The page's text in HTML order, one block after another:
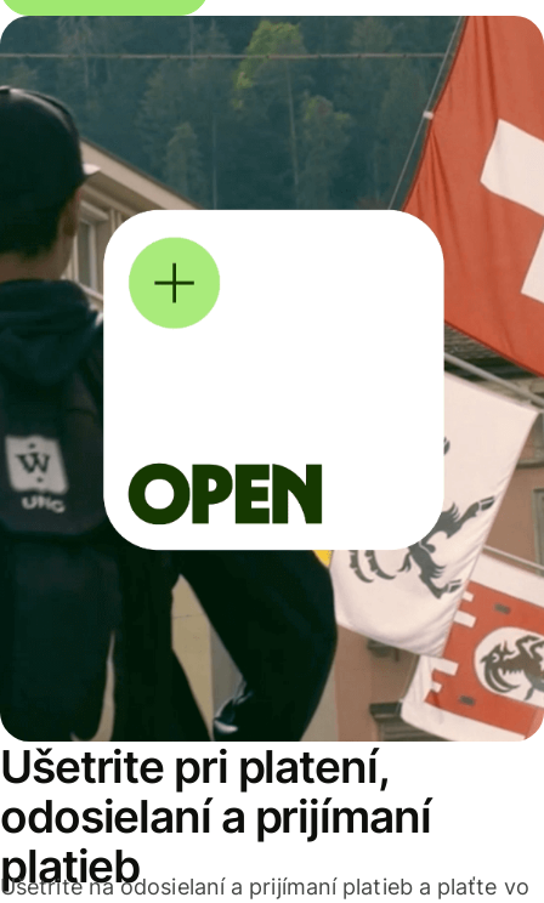
Ušetrite pri platení,
odosielaní a prijímaní
platieb
Ušetrite na odosielaní a prijímaní platieb a plaťte vo